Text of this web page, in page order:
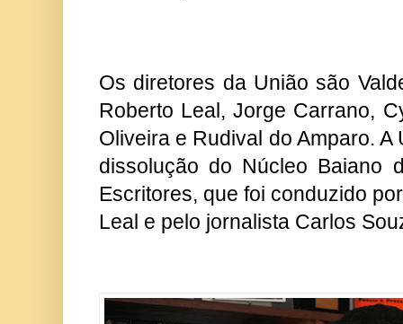
Os diretores da União são
Roberto Leal, Jorge Carrano,
Oliveira e Rudival do Amparo.
dissolução do Núcleo Baiano
Escritores, que foi conduzido
Leal e pelo jornalista Carlos